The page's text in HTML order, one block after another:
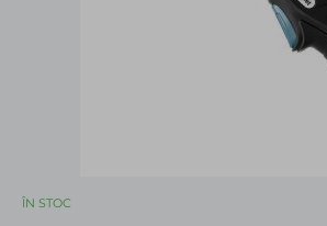
ÎN STOC